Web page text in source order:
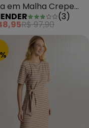
em Malha Crepe
Mangas Curtas
(3)
R$ 97,90